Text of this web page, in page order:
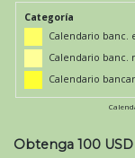
Categoría
Calendario banc.
Calendario banc.
Calendario
Obtenga 100